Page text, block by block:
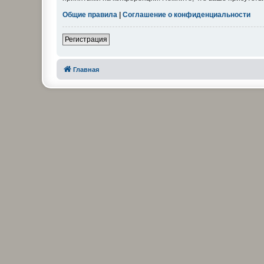
Общие правила | Соглашение о конфиденциальности
Регистрация
Главная